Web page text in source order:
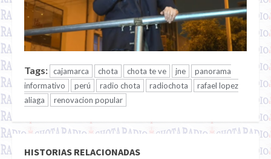
Tags: cajamarca chota chota te ve jne
panorama
informativo
perú radio chota radiochota
rafael lopez
aliaga
renovacion popular
HISTORIAS RELACIONADAS